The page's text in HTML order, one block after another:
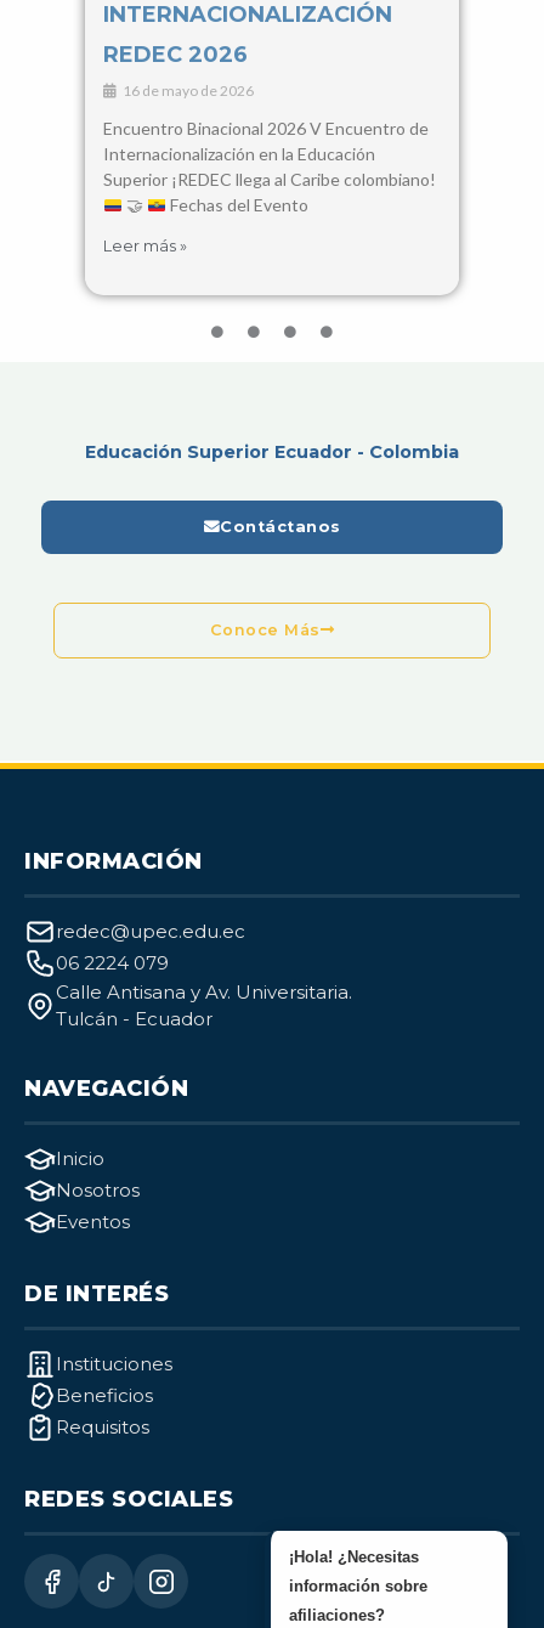
INTERNACIONALIZACIÓN
REDEC 2026
16 de mayo de 2026
Encuentro Binacional 2026 V Encuentro de
Internacionalización en la Educación
Superior ¡REDEC llega al Caribe colombiano!
🤝
Fechas del Evento
Leer más »
Educación Superior Ecuador - Colombia
Contáctanos
Conoce Más
INFORMACIÓN
redec@upec.edu.ec
06 2224 079
Calle Antisana y Av. Universitaria.
Tulcán - Ecuador
NAVEGACIÓN
Inicio
Nosotros
Eventos
DE INTERÉS
Instituciones
Beneficios
Requisitos
REDES SOCIALES
¡Hola! ¿Necesitas
información sobre